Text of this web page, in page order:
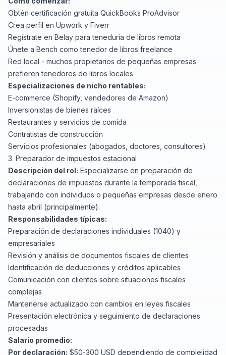
Obtén certificación gratuita QuickBooks ProAdvisor
Crea perfil en Upwork y Fiverr
Regístrate en Belay para teneduría de libros remota
Únete a Bench como tenedor de libros freelance
Red local - muchos propietarios de pequeñas empresas
prefieren tenedores de libros locales
Especializaciones de nicho rentables:
E-commerce (Shopify, vendedores de Amazon)
Inversionistas de bienes raíces
Restaurantes y servicios de comida
Contratistas de construcción
Servicios profesionales (abogados, doctores, consultores)
3. Preparador de impuestos estacional
Descripción del rol: Especializarse en preparación de
declaraciones de impuestos durante la temporada fiscal,
trabajando con individuos o pequeñas empresas desde enero
hasta abril (principalmente).
Responsabilidades típicas:
Preparación de declaraciones individuales (1040) y
empresariales
Revisión y análisis de documentos fiscales de clientes
Identificación de deducciones y créditos aplicables
Comunicación con clientes sobre situaciones fiscales
complejas
Mantenerse actualizado con cambios en leyes fiscales
Presentación electrónica y seguimiento de declaraciones
procesadas
Salario promedio:
Por declaración: $50-300 USD dependiendo de complejidad